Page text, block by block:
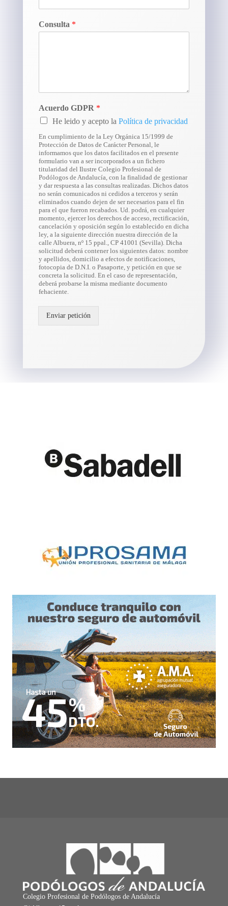
Consulta *
Acuerdo GDPR *
He leido y acepto la Política de privacidad
En cumplimiento de la Ley Orgánica 15/1999 de
Protección de Datos de Carácter Personal, le
informamos que los datos facilitados en el presente
formulario van a ser incorporados a un fichero
titularidad del Ilustre Colegio Profesional de
Podólogos de Andalucía, con la finalidad de gestionar
y dar respuesta a las consultas realizadas. Dichos datos
no serán comunicados ni cedidos a terceros y serán
eliminados cuando dejen de ser necesarios para el fin
para el que fueron recabados. Ud. podrá, en cualquier
momento, ejercer los derechos de acceso, rectificación,
cancelación y oposición según lo establecido en dicha
ley, a la siguiente dirección nuestra dirección de la
calle Albuera, nº 15 ppal., CP 41001 (Sevilla). Dicha
solicitud deberá contener los siguientes datos: nombre
y apellidos, domicilio a efectos de notificaciones,
fotocopia de D.N.I. o Pasaporte, y petición en que se
concreta la solicitud. En el caso de representación,
deberá probarse la misma mediante documento
fehaciente.
Enviar petición
Colegio Profesional de Podólogos de Andalucía